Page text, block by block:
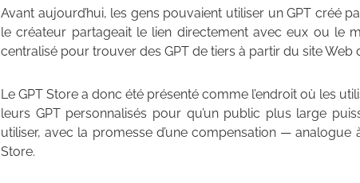
Avant aujourd’hui, les gens pouvaient utiliser un GPT créé
le créateur partageait le lien directement avec eux ou le
centralisé pour trouver des GPT de tiers à partir du site Web
Le GPT Store a donc été présenté comme l’endroit où les
leurs GPT personnalisés pour qu’un public plus large
utiliser, avec la promesse d’une compensation — analogue
Store.